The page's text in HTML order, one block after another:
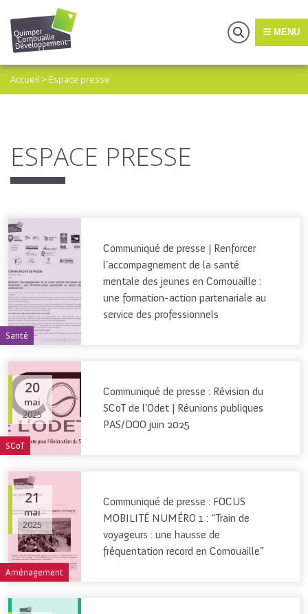
MENU
Accueil > Espace presse
ESPACE PRESSE
Communiqué de presse | Renforcer
l’accompagnement de la santé
mentale des jeunes en Cornouaille :
une formation-action partenariale au
service des professionnels
Santé
20
mai
2025
Communiqué de presse : Révision du
SCoT de l’Odet | Réunions publiques
PAS/DOO juin 2025
SCoT
21
mai
2025
Communiqué de presse : FOCUS
MOBILITÉ NUMÉRO 1 : “Train de
voyageurs : une hausse de
fréquentation record en Cornouaille”
Aménagement